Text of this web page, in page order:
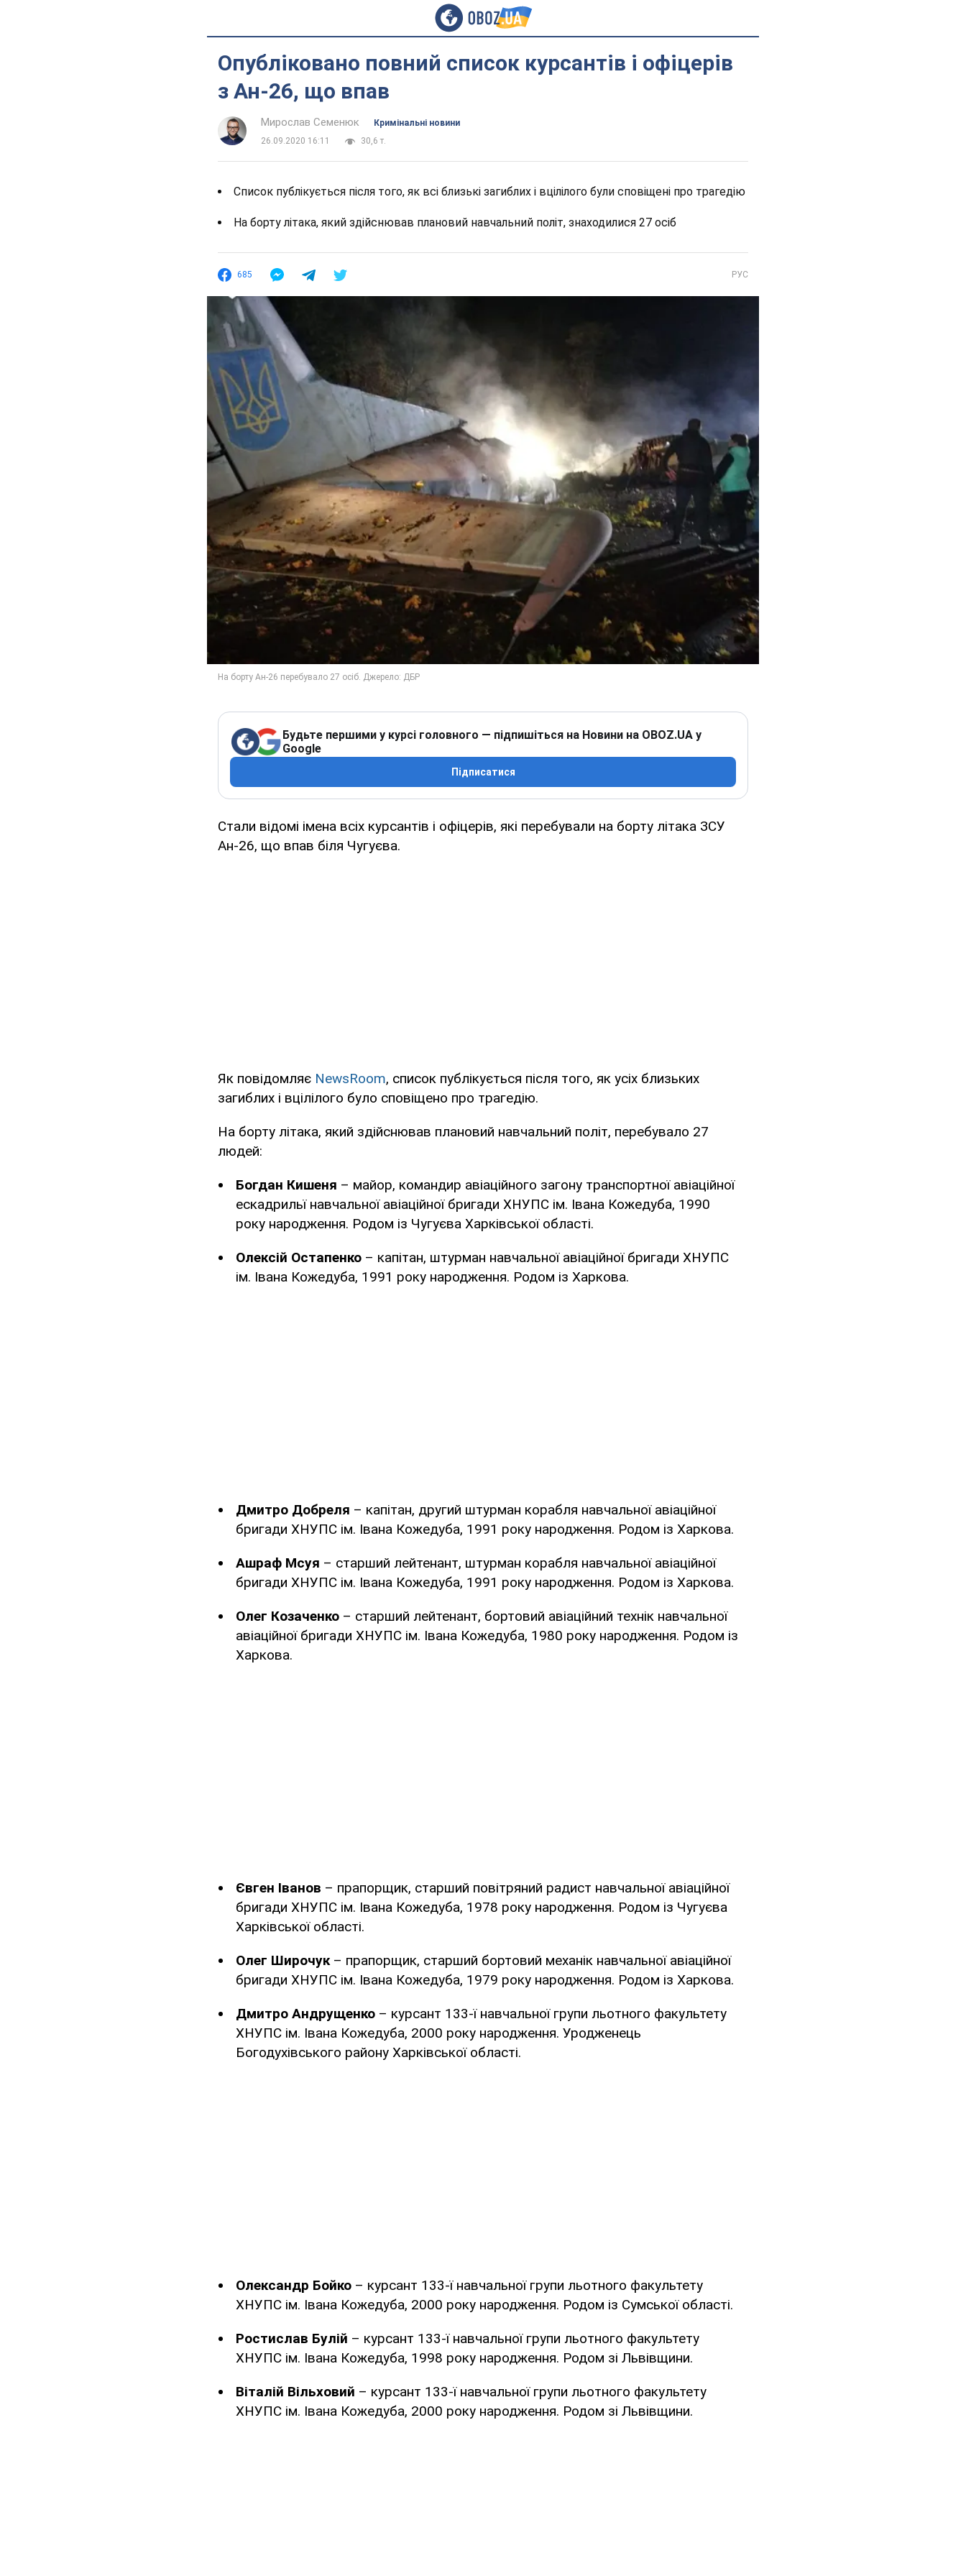
Опубліковано повний список курсантів і офіцерів
з Ан-26, що впав
Мирослав Семенюк
Кримінальні новини
26.09.2020 16:11
30,6 т.
Список публікується після того, як всі близькі загиблих і вцілілого були сповіщені про трагедію
На борту літака, який здійснював плановий навчальний політ, знаходилися 27 осіб
685 РУС
Будьте першими у курсі головного — підпишіться на Новини на OBOZ.UA у
Google
Підписатися
Стали відомі імена всіх курсантів і офіцерів, які перебували на борту літака ЗСУ
Ан-26, що впав біля Чугуєва.
Як повідомляє NewsRoom, список публікується після того, як усіх близьких
загиблих і вцілілого було сповіщено про трагедію.
На борту літака, який здійснював плановий навчальний політ, перебувало 27
людей:
Богдан Кишеня – майор, командир авіаційного загону транспортної авіаційної
ескадрильї навчальної авіаційної бригади ХНУПС ім. Івана Кожедуба, 1990
року народження. Родом із Чугуєва Харківської області.
Олексій Остапенко – капітан, штурман навчальної авіаційної бригади ХНУПС
ім. Івана Кожедуба, 1991 року народження. Родом із Харкова.
Дмитро Добреля – капітан, другий штурман корабля навчальної авіаційної
бригади ХНУПС ім. Івана Кожедуба, 1991 року народження. Родом із Харкова.
Ашраф Мсуя – старший лейтенант, штурман корабля навчальної авіаційної
бригади ХНУПС ім. Івана Кожедуба, 1991 року народження. Родом із Харкова.
Олег Козаченко – старший лейтенант, бортовий авіаційний технік навчальної
авіаційної бригади ХНУПС ім. Івана Кожедуба, 1980 року народження. Родом із
Харкова.
Євген Іванов – прапорщик, старший повітряний радист навчальної авіаційної
бригади ХНУПС ім. Івана Кожедуба, 1978 року народження. Родом із Чугуєва
Харківської області.
Олег Широчук– прапорщик, старший бортовий механік навчальної авіаційної
бригади ХНУПС ім. Івана Кожедуба, 1979 року народження. Родом із Харкова.
Дмитро Андрущенко – курсант 133-ї навчальної групи льотного факультету
ХНУПС ім. Івана Кожедуба, 2000 року народження. Уродженець
Богодухівського району Харківської області.
Олександр Бойко – курсант 133-ї навчальної групи льотного факультету
ХНУПС ім. Івана Кожедуба, 2000 року народження. Родом із Сумської області.
Ростислав Булій – курсант 133-ї навчальної групи льотного факультету
ХНУПС ім. Івана Кожедуба, 1998 року народження. Родом зі Львівщини.
Віталій Вільховий – курсант 133-ї навчальної групи льотного факультету
ХНУПС ім. Івана Кожедуба, 2000 року народження. Родом зі Львівщини.